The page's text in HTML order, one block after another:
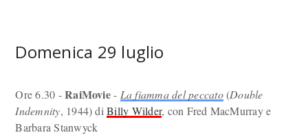
Domenica 29 luglio
Ore 6.30 -RaiMovie- La fiamma del peccato(Double
Indemnity, 1944) diBilly Wilder, con Fred MacMurray e
Barbara Stanwyck